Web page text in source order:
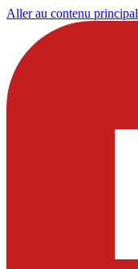
Aller au contenu principal